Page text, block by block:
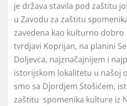
je država stavila pod zaštitu
u Zavodu za zaštitu
zavedena kao kulturno
tvrdjavi Koprijan, na planini
Doljevca, najznačajnijem i
istorijskom lokalitetu u našoj
smo sa Djordjem Stošićem,
zaštitu spomenika kulture iz